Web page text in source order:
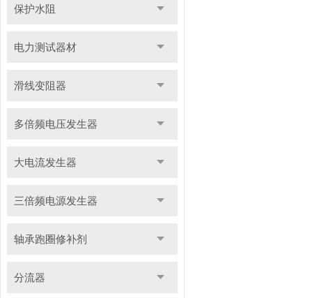
保护水阻
电力测试器材
滑线变阻器
多倍频电压发生器
大电流发生器
三倍频电源发生器
轴承跑圈修补剂
分流器